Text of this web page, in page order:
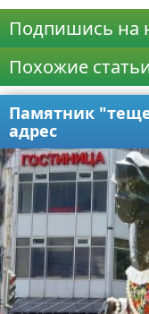
Подпишись на
Похожие
Памятник
адрес